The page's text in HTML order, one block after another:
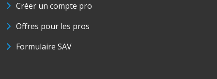
Créer un compte pro
Offres pour les pros
Formulaire SAV